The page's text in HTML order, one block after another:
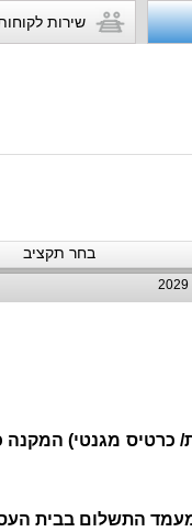
שירות
בחר תקציב
2029
כרטיס מגנטי)
התשלום בבית